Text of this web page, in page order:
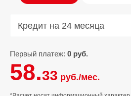
Кредит на 24 месяца
Первый платеж: 0 руб.
58.33 руб./мес.
Кредит на 24 месяца